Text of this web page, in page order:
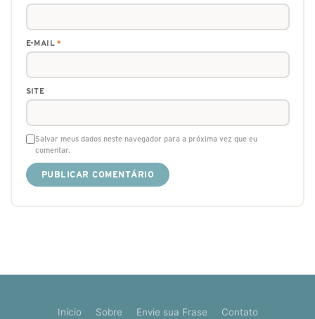
E-MAIL*
SITE
Salvar meus dados neste navegador para a próxima vez que eu
comentar.
Início Sobre Envie sua Frase Contato